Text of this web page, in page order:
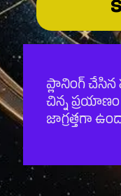
ప్లానింగ్
చిన్న
జాగ్రత్తగా